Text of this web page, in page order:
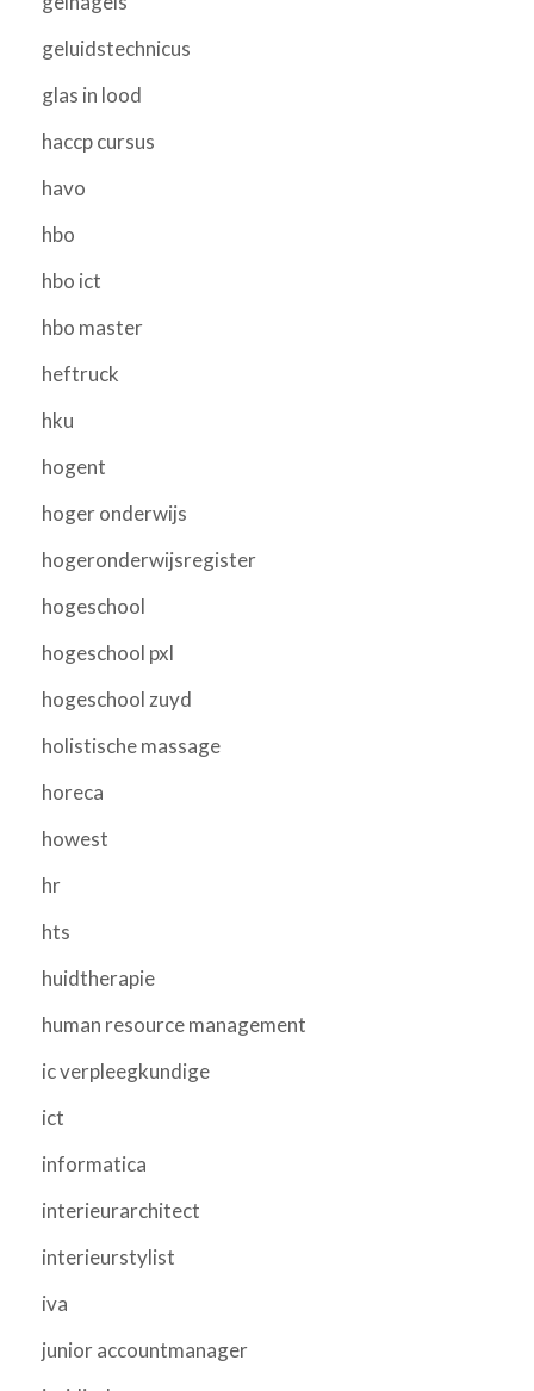
geluidstechnicus
glas in lood
haccp cursus
havo
hbo
hbo ict
hbo master
heftruck
hku
hogent
hoger onderwijs
hogeronderwijsregister
hogeschool
hogeschool pxl
hogeschool zuyd
holistische massage
horeca
howest
hr
hts
huidtherapie
human resource management
ic verpleegkundige
ict
informatica
interieurarchitect
interieurstylist
iva
junior accountmanager